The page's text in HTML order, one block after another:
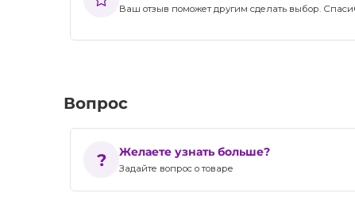
Ваш отзыв поможет другим сделать выбор.
Вопрос
Желаете узнать больше?
Задайте вопрос о товаре